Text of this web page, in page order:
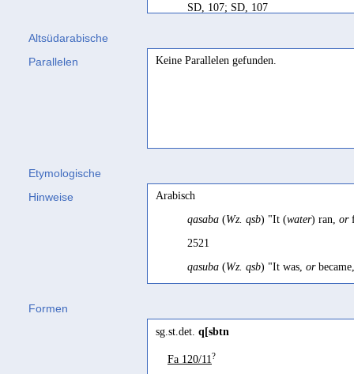
SD, 107; SD, 107
SD français, 107
Altsüdarabische
Parallelen
Keine Parallelen gefunden.
Etymologische
Hinweise
Arabisch
qasaba (Wz. qsb) "It (water) ran, or
2521
qasuba (Wz. qsb) "It was, or
Formen
sg.st.det. q[sbtn
Fa 120/11?